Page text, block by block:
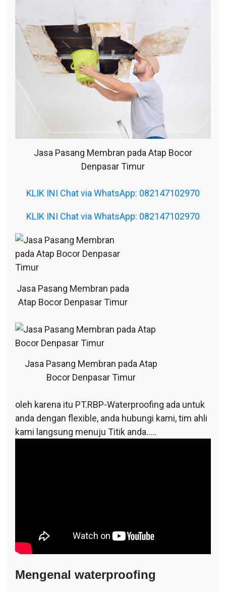
Jasa Pasang Membran pada Atap Bocor
Denpasar Timur
KLIK INI Chat via WhatsApp: 082147102970
KLIK INI Chat via WhatsApp: 082147102970
Jasa Pasang Membran pada
Atap Bocor Denpasar Timur
Jasa Pasang Membran pada Atap
Bocor Denpasar Timur
oleh karena itu PT.RBP-Waterproofing ada untuk
anda dengan flexible, anda hubungi kami, tim ahli
kami langsung menuju Titik anda…..
Mengenal waterproofing